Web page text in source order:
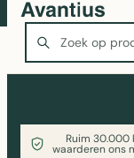
Ruim 30.000
waarderen ons
Wasmachine